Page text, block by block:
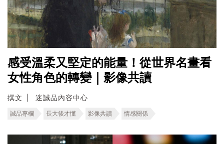
感受溫柔又堅定的能量！從世界名畫看
女性角色的轉變｜影像共讀
撰文 迷誠品內容中心
誠品專欄 長大後才懂 影像共讀 情感關係